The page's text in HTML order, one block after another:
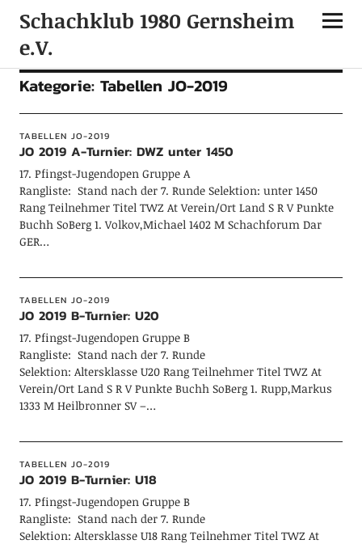
Schachklub 1980 Gernsheim
e.V.
Kategorie: Tabellen JO-2019
TABELLEN JO-2019
JO 2019 A-Turnier: DWZ unter 1450
17. Pfingst-Jugendopen Gruppe A
Rangliste: Stand nach der 7. Runde Selektion: unter 1450
Rang Teilnehmer Titel TWZ At Verein/Ort Land S R V Punkte
Buchh SoBerg 1. Volkov,Michael 1402 M Schachforum Dar
GER…
TABELLEN JO-2019
JO 2019 B-Turnier: U20
17. Pfingst-Jugendopen Gruppe B
Rangliste: Stand nach der 7. Runde
Selektion: Altersklasse U20 Rang Teilnehmer Titel TWZ At
Verein/Ort Land S R V Punkte Buchh SoBerg 1. Rupp,Markus
1333 M Heilbronner SV –…
TABELLEN JO-2019
JO 2019 B-Turnier: U18
17. Pfingst-Jugendopen Gruppe B
Rangliste: Stand nach der 7. Runde
Selektion: Altersklasse U18 Rang Teilnehmer Titel TWZ At